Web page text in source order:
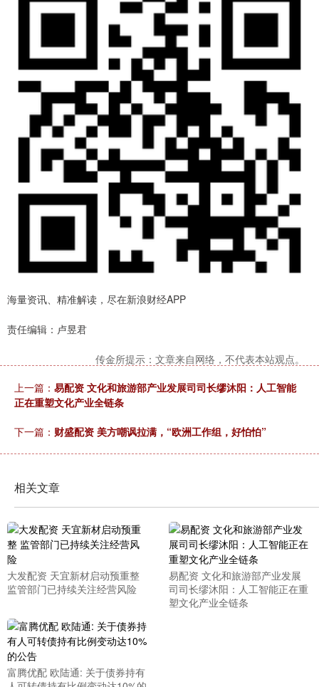
海量资讯、精准解读，尽在新浪财经APP
责任编辑：卢昱君
传金所提示：文章来自网络，不代表本站观点。
上一篇： 易配资 文化和旅游部产业发展司司长缪沐阳：人工智能
正在重塑文化产业全链条
下一篇： 财盛配资 美方嘲讽拉满，“欧洲工作组，好怕怕”
相关文章
大发配资 天宜新材启动预重整
监管部门已持续关注经营风险
易配资 文化和旅游部产业发展
司司长缪沐阳：人工智能正在重
塑文化产业全链条
富腾优配 欧陆通: 关于债券持有